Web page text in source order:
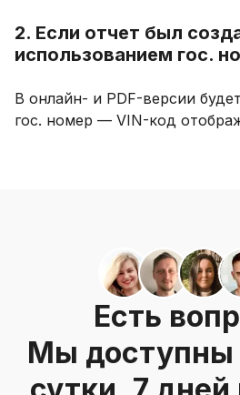
2. Если отчет был
использованием гос.
В онлайн- и PDF-версии
гос. номер — VIN-код
Есть
Мы доступны